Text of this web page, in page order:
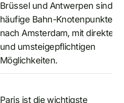
Brüssel und Antwerpen sind
häufige Bahn-Knotenpunkte
nach Amsterdam, mit direkten
und umsteigepflichtigen
Möglichkeiten.
Paris ist die wichtigste